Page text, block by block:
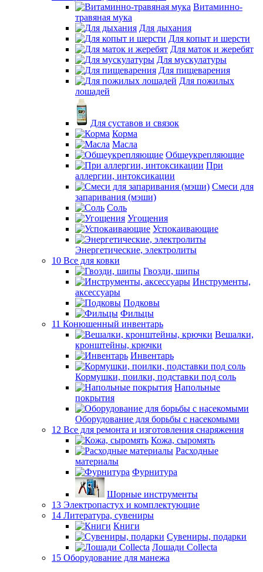
Витаминно-
травяная мука
Для дыхания
Для копыт и шерсти
Для маток и жеребят
Для мускулатуры
Для пищеварения
Для пожилых
лошадей
Для суставов и связок
Корма
Масла
Общеукрепляющие
При
аллергии, интоксикации
Смеси для
запаривания (мэши)
Соль
Угощения
Успокаивающие
Энергетические, электролиты
10 Все для ковки
Гвозди, шипы
Инструменты,
аксессуары
Подковы
Фильцы
11 Конюшенный инвентарь
Вешалки,
кронштейны, крючки
Инвентарь
Кормушки, поилки, подставки под соль
Напольные
покрытия
Оборудование для борьбы с насекомыми
12 Все для ремонта и изготовления снаряжения
Кожа, сыромять
Расходные
материалы
Фурнитура
Шорные инструменты
13 Электропастух и комплектующие
14 Литература, сувениры
Книги
Сувениры, подарки
Лошади Collecta
15 Оборудование для манежа